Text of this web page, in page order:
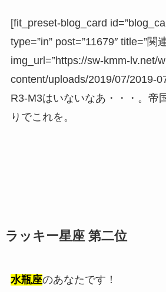
[fit_preset-blog_card
type=”in” post=”11679″ title=”関
img_url=”https://sw-kmm-lv.net/
content/uploads/2019/07/2019-
R3-M3はいないなあ・・・。帝
りでこれを。
ラッキー星座 第二位
水瓶座のあなたです！